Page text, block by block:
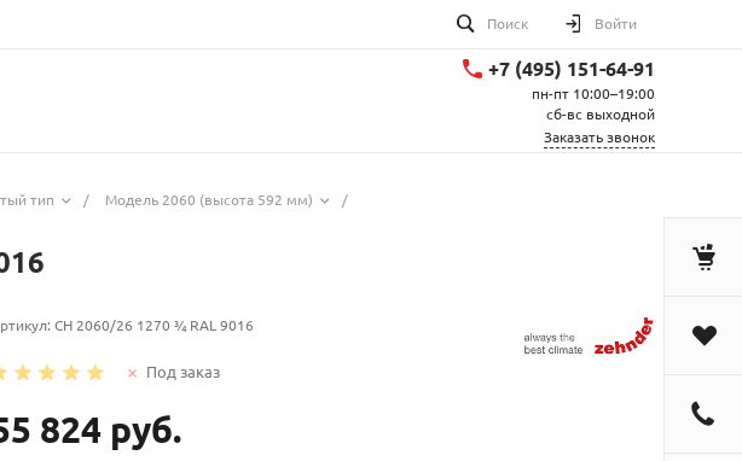
Поиск Войти
+7 (495) 151-64-91
пн-пт 10:00–19:00
сб-вс выходной
Заказать звонок
тип / Модель 2060 (высота 592 мм)
/
CH 2060/26 1270 ¾ RAL 9016
Под заказ
824 руб.